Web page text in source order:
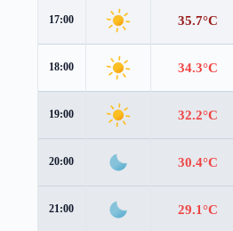
17:00 35.7°C
18:00 34.3°C
19:00 32.2°C
20:00 30.4°C
21:00 29.1°C